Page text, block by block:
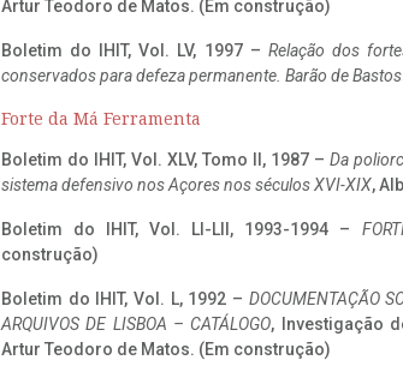
Artur Teodoro de Matos. (Em construção)
Boletim do IHIT, Vol. LV, 1997 – Relação dos
conservados para defeza permanente. Barão de Bastos
Forte da Má Ferramenta
Boletim do IHIT, Vol. XLV, Tomo II, 1987 – Da
sistema defensivo nos Açores nos séculos XVI-XIX,
Boletim do IHIT, Vol. LI-LII, 1993-1994 –
construção)
Boletim do IHIT, Vol. L, 1992 – DOCUMENTAÇÃO
ARQUIVOS DE LISBOA – CATÁLOGO, Investigação
Artur Teodoro de Matos. (Em construção)